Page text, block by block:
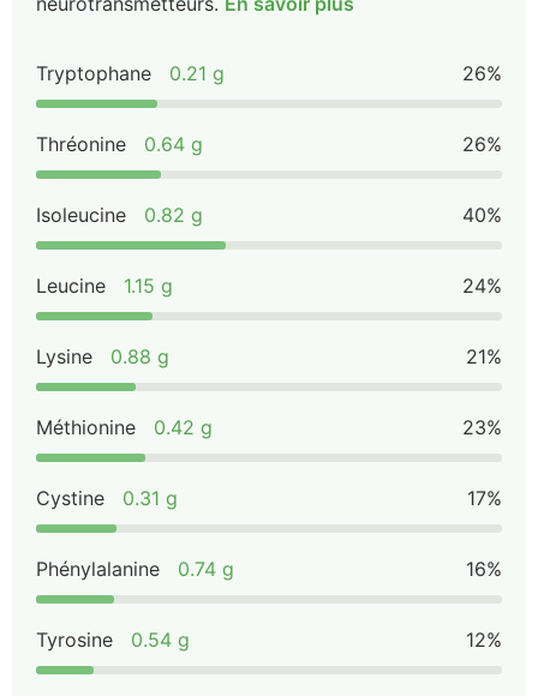
Tryptophane 0.21 g 26%
Thréonine 0.64 g 26%
Isoleucine 0.82 g 40%
Leucine 1.15 g 24%
Lysine 0.88 g 21%
Méthionine 0.42 g 23%
Cystine 0.31 g 17%
Phénylalanine 0.74 g 16%
Tyrosine 0.54 g 12%